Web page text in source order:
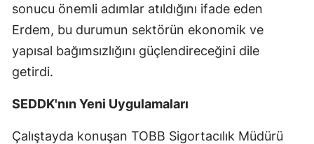
Sakarya
Samsun
Sivas
sonucu önemli adımlar atıldığını ifade eden
Erdem, bu durumun sektörün ekonomik ve
yapısal bağımsızlığını güçlendireceğini dile
getirdi.
SEDDK'nın Yeni Uygulamaları
Çalıştayda konuşan TOBB Sigortacılık Müdürü